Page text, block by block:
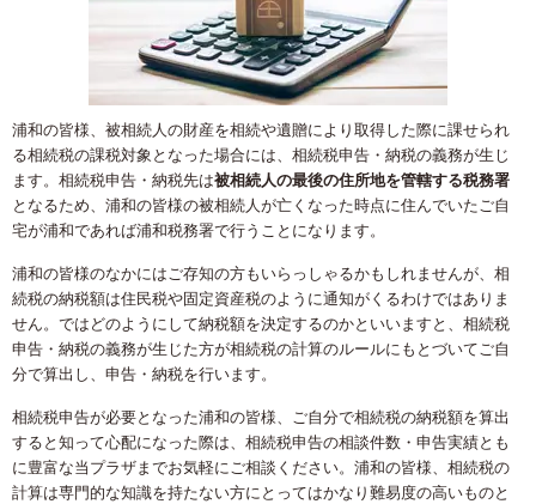
浦和の皆様、被相続人の財産を相続や遺贈により取得した際に課せられ
る相続税の課税対象となった場合には、相続税申告・納税の義務が生じ
ます。相続税申告・納税先は被相続人の最後の住所地を管轄する税務署
となるため、浦和の皆様の被相続人が亡くなった時点に住んでいたご自
宅が浦和であれば浦和税務署で行うことになります。
浦和の皆様のなかにはご存知の方もいらっしゃるかもしれませんが、相
続税の納税額は住民税や固定資産税のように通知がくるわけではありま
せん。ではどのようにして納税額を決定するのかといいますと、相続税
申告・納税の義務が生じた方が相続税の計算のルールにもとづいてご自
分で算出し、申告・納税を行います。
相続税申告が必要となった浦和の皆様、ご自分で相続税の納税額を算出
すると知って心配になった際は、相続税申告の相談件数・申告実績とも
に豊富な当プラザまでお気軽にご相談ください。浦和の皆様、相続税の
計算は専門的な知識を持たない方にとってはかなり難易度の高いものと